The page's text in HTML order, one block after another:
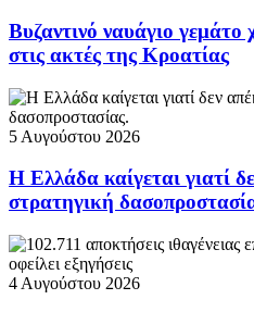
Βυζαντινό ναυάγιο
στις ακτές της Κροατίας
5 Αυγούστου 2026
Η Ελλάδα καίγεται γιατί
στρατηγική
4 Αυγούστου 2026